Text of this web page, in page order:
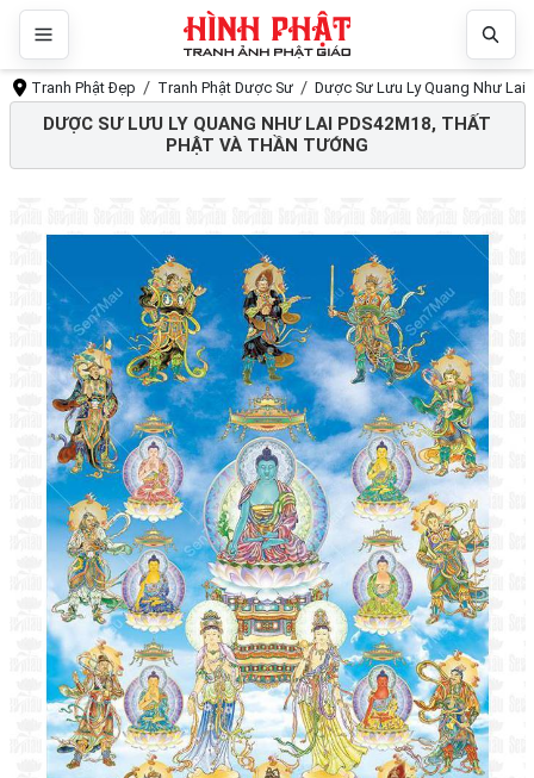
Tranh Phật Đẹp Tranh Phật Dược Sư Dược Sư Lưu Ly Quang Như Lai
DƯỢC SƯ LƯU LY QUANG NHƯ LAI PDS42M18, THẤT
PHẬT VÀ THẦN TƯỚNG